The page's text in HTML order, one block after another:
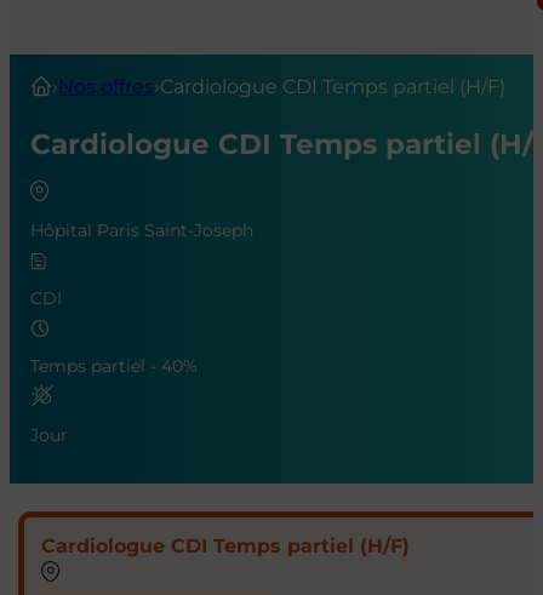
›Nos offres›Cardiologue CDI Temps partiel (H/F)
Cardiologue CDI Temps partiel (H/
Hôpital Paris Saint-Joseph
CDI
Temps partiel - 40%
Jour
Cardiologue CDI Temps partiel (H/F)